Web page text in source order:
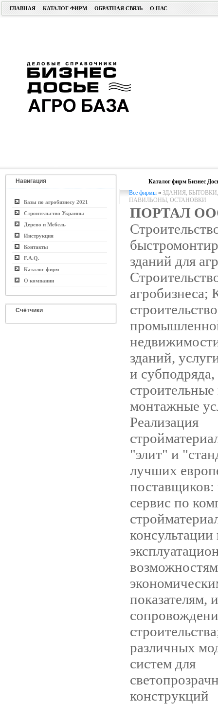
ГЛАВНАЯ КАТАЛОГ ФИРМ ОБРАТНАЯ СВЯЗЬ О НАС
Навигация
Базы по агробизнесу 2021
Строительство Украины
Дерево и Мебель
Инструкция
Контакты
F.A.Q.
Каталог фирм
О компании
Счётчики
Каталог фирм Бизнес
Все фирмы » ЗДАНИЯ,
ПАВИЛЬОНЫ, ОСТАНОВКИ
ПОРТАЛ
зданий для
агробизнеса;
строительство
зданий,
и субподряда,
строительные
монтажные
Реализация
"элит" и
лучших
сервис по
консультации
показателям,
различных
систем для
конструкций